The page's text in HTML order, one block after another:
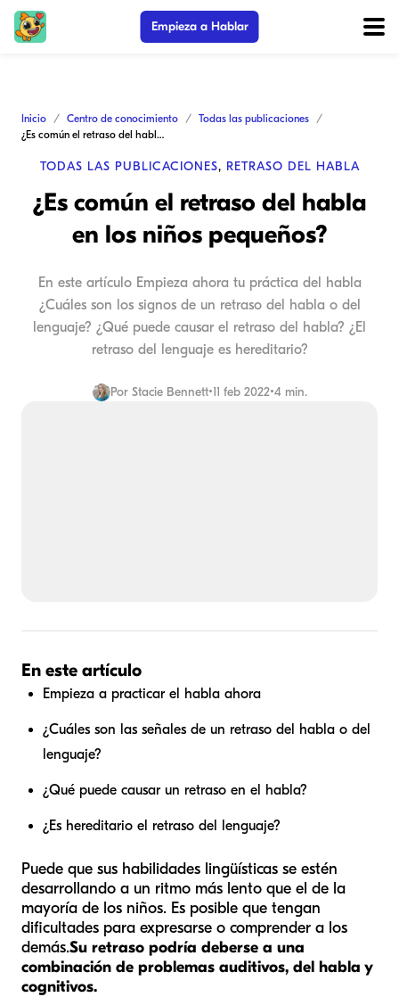
Empieza a Hablar
Inicio Centro de conocimiento
Todas las publicaciones
¿Es común el retraso del habla en los niños pequeños?
TODAS LAS PUBLICACIONES, RETRASO DEL HABLA
¿Es común el retraso del habla
en los niños pequeños?
En este artículo Empieza ahora tu práctica del habla
¿Cuáles son los signos de un retraso del habla o del
lenguaje? ¿Qué puede causar el retraso del habla? ¿El
retraso del lenguaje es hereditario?
Por Stacie Bennett•11 feb 2022•4 min.
En este artículo
Empieza a practicar el habla ahora
¿Cuáles son las señales de un retraso del habla o del
lenguaje?
¿Qué puede causar un retraso en el habla?
¿Es hereditario el retraso del lenguaje?
Puede que sus habilidades lingüísticas se estén
desarrollando a un ritmo más lento que el de la
mayoría de los niños. Es posible que tengan
dificultades para expresarse o comprender a los
demás.Su retraso podría deberse a una
combinación de problemas auditivos, del habla y
cognitivos.